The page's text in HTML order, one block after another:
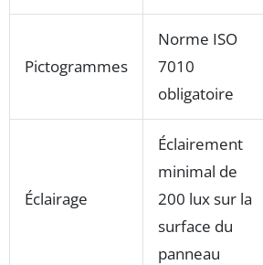
Pictogrammes
Norme ISO
7010
obligatoire
Éclairage
Éclairement
minimal de
200 lux sur la
surface du
panneau